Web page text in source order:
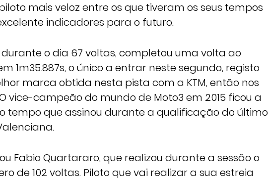
piloto mais veloz entre os que tiveram os seus tempos
indicadores para o futuro.
o dia 67 voltas, completou uma volta ao
1m35.887s, o único a entrar neste segundo, registo
marca obtida nesta pista com a KTM, então nos
vice-campeão do mundo de Moto3 em 2015 ficou a
tempo que assinou durante a qualificação do último
Fabio Quartararo, que realizou durante a sessão o
de 102 voltas. Piloto que vai realizar a sua estreia